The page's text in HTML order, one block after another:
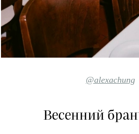
@alexachung
Весенний